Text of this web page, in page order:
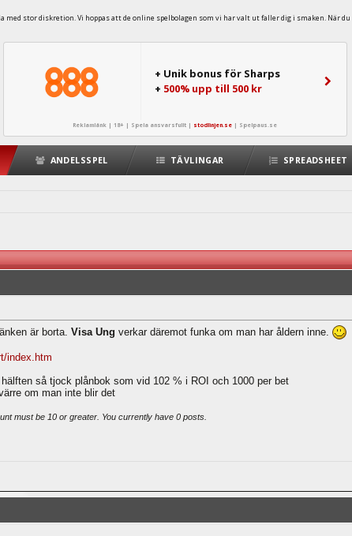
med stor diskretion. Vi hoppas att de online spelbolagen som vi har valt ut faller dig i smaken. När
+ Unik bonus för Sharps
+ 500% upp till 500 kr
Reklamlänk | 18+ | Spela ansvarsfullt | stodlinjen.se | Spelpaus.se
ANDELSSPEL TÄVLINGAR SPREADSHEET
är borta. Visa Ung verkar däremot funka om man har åldern inne.
index.htm
så tjock plånbok som vid 102 % i ROI och 1000 per bet
om man inte blir det
must be 10 or greater. You currently have 0 posts.